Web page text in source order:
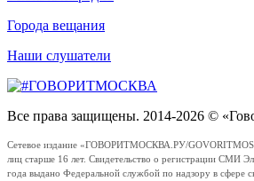
Города вещания
Наши слушатели
Все права защищены. 2014-2026 ©
Сетевое издание «ГОВОРИТМОСКВА.РУ/
лиц старше 16 лет. Свидетельство о регистрации СМИ
года выдано Федеральной службой по надзору в сфере